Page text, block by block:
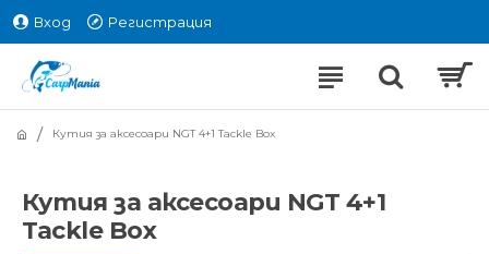
Вход Регистрация
Кутия за аксесоари NGT 4+1 Tackle Box
Кутия за аксесоари NGT 4+1
Tackle Box